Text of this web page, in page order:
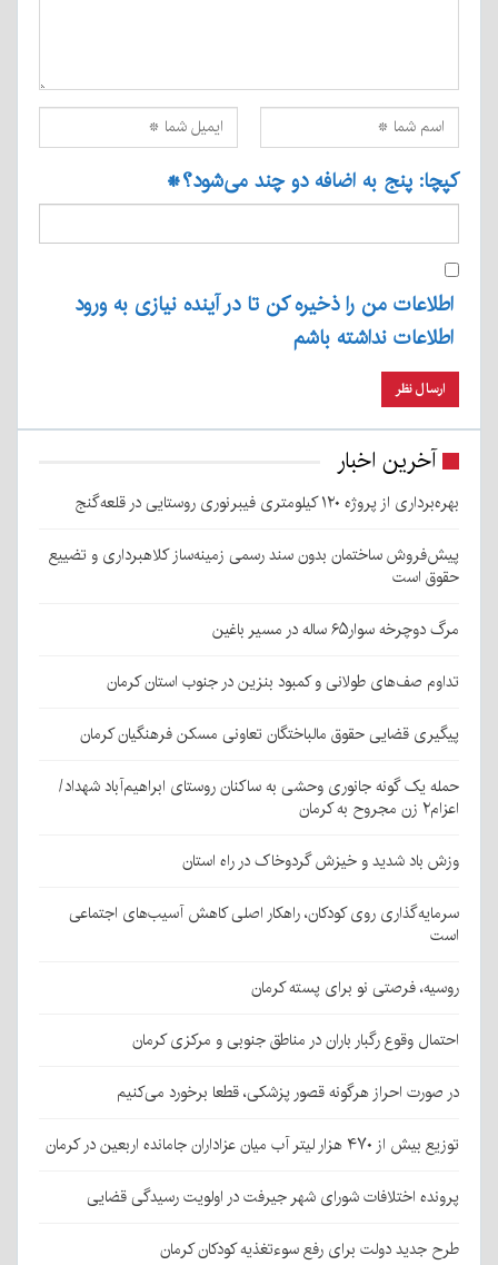
کپچا: پنج به اضافه دو چند می‌شود؟*
اطلاعات من را ذخیره کن تا در آینده نیازی به ورود
اطلاعات نداشته باشم
آخرین اخبار
بهره‌برداری از پروژه ۱۲۰ کیلومتری فیبرنوری روستایی در قلعه‌گنج
پیش‌فروش ساختمان بدون سند رسمی زمینه‌ساز کلاهبرداری و تضییع
حقوق است
مرگ دوچرخه سوار۶۵ ساله در مسیر باغین
تداوم صف‌های طولانی و کمبود بنزین در جنوب استان کرمان
پیگیری قضایی حقوق مالباختگان تعاونی مسکن فرهنگیان کرمان
حمله یک گونه جانوری وحشی به ساکنان روستای ابراهیم‌آباد شهداد/
اعزام۲ زن مجروح به کرمان
وزش باد شدید و خیزش گردوخاک در راه استان
سرمایه‌گذاری روی کودکان، راهکار اصلی کاهش آسیب‌های اجتماعی
است
روسیه، فرصتی نو برای پسته کرمان
احتمال وقوع رگبار باران در مناطق جنوبی و مرکزی کرمان
در صورت احراز هرگونه قصور پزشکی، قطعا برخورد می‌کنیم
توزیع بیش از ۴۷۰ هزار لیتر آب میان عزاداران جامانده اربعین در کرمان
پرونده اختلافات شورای شهر جیرفت در اولویت رسیدگی قضایی
طرح جدید دولت برای رفع سوءتغذیه کودکان کرمان